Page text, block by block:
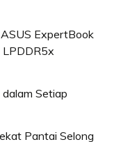
ExpertBook
LPDDR5x
Setiap
Pantai Selong